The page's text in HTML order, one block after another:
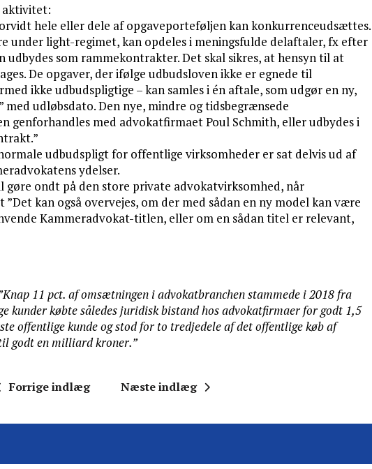
aktivitet:
hele eller dele af opgaveporteføljen kan konkurrenceudsættes.
under light-regimet, kan opdeles i meningsfulde delaftaler, fx efter
som rammekontrakter. Det skal sikres, at hensyn til at
De opgaver, der ifølge udbudsloven ikke er egnede til
ikke udbudspligtige – kan samles i én aftale, som udgør en ny,
udløbsdato. Den nye, mindre og tidsbegrænsede
genforhandles med advokatfirmaet Poul Schmith, eller udbydes i
udbudspligt for offentlige virksomheder er sat delvis ud af
ydelser.
ondt på den store private advokatvirksomhed, når
kan også overvejes, om der med sådan en ny model kan være
Kammeradvokat-titlen, eller om en sådan titel er relevant,
11 pct. af omsætningen i advokatbranchen stammede i 2018 fra
kunder købte således juridisk bistand hos advokatfirmaer for godt 1,5
offentlige kunde og stod for to tredjedele af det offentlige køb af
godt en milliard kroner.”
Forrige indlæg Næste indlæg